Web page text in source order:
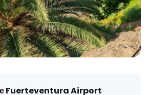
Fuerteventura Airport